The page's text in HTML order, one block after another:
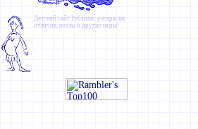
Детский сайт Ребзики: раскраски,
отличия, пазлы и другие игры!